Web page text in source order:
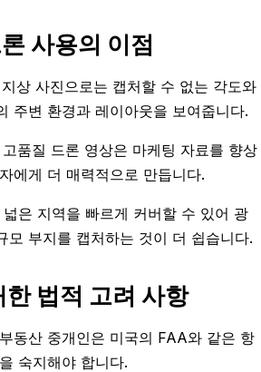
사용의 이점
상 사진으로는 캡처할 수 없는 각도와
주변 환경과 레이아웃을 보여줍니다.
고품질 드론 영상은 마케팅 자료를 향상
에게 더 매력적으로 만듭니다.
넓은 지역을 빠르게 커버할 수 있어 광
모 부지를 캡처하는 것이 더 쉽습니다.
법적 고려 사항
동산 중개인은 미국의 FAA와 같은 항
숙지해야 합니다.